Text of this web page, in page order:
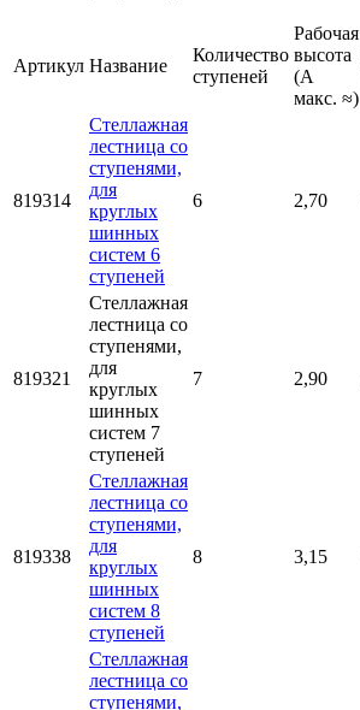
Артикул Название
Количество
ступеней
Рабочая
высота
(A
макс. ≈)
819314
Стеллажная
лестница со
ступенями,
для
круглых
шинных
систем 6
ступеней
6 2,70
819321
Стеллажная
лестница со
ступенями,
для
круглых
шинных
систем 7
ступеней
7 2,90
819338
Стеллажная
лестница со
ступенями,
для
круглых
шинных
систем 8
ступеней
8 3,15
Стеллажная
лестница со
ступенями,